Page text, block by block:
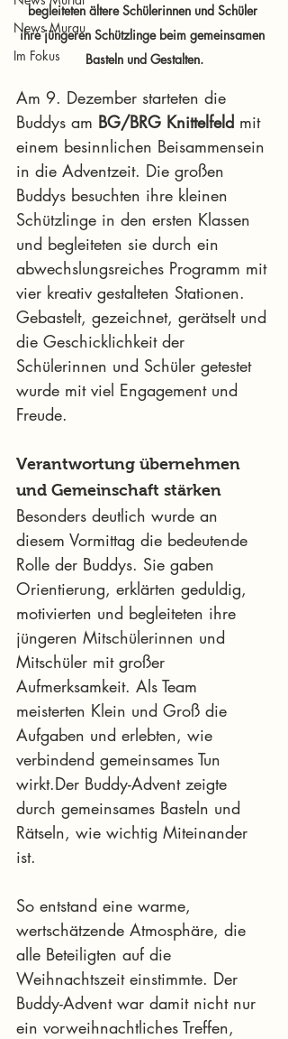
News Murau
Im Fokus
begleiteten ältere Schülerinnen und Schüler
ihre jüngeren Schützlinge beim gemeinsamen
Basteln und Gestalten.
Am 9. Dezember starteten die
Buddys am BG/BRG Knittelfeld mit
einem besinnlichen Beisammensein
in die Adventzeit. Die großen
Buddys besuchten ihre kleinen
Schützlinge in den ersten Klassen
und begleiteten sie durch ein
abwechslungsreiches Programm mit
vier kreativ gestalteten Stationen.
Gebastelt, gezeichnet, gerätselt und
die Geschicklichkeit der
Schülerinnen und Schüler getestet
wurde mit viel Engagement und
Freude.
Verantwortung übernehmen
und Gemeinschaft stärken
Besonders deutlich wurde an
diesem Vormittag die bedeutende
Rolle der Buddys. Sie gaben
Orientierung, erklärten geduldig,
motivierten und begleiteten ihre
jüngeren Mitschülerinnen und
Mitschüler mit großer
Aufmerksamkeit. Als Team
meisterten Klein und Groß die
Aufgaben und erlebten, wie
verbindend gemeinsames Tun
wirkt.Der Buddy-Advent zeigte
durch gemeinsames Basteln und
Rätseln, wie wichtig Miteinander
ist.
So entstand eine warme,
wertschätzende Atmosphäre, die
alle Beteiligten auf die
Weihnachtszeit einstimmte. Der
Buddy-Advent war damit nicht nur
ein vorweihnachtliches Treffen,